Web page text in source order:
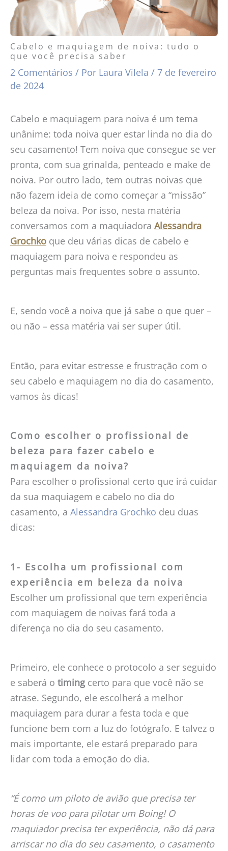
Cabelo e maquiagem de noiva: tudo o
que você precisa saber
2 Comentários / Por Laura Vilela / 7 de fevereiro
de 2024
Cabelo e maquiagem para noiva é um tema
unânime: toda noiva quer estar linda no dia do
seu casamento! Tem noiva que consegue se ver
pronta, com sua grinalda, penteado e make de
noiva. Por outro lado, tem outras noivas que
não fazem ideia de como começar a “missão”
beleza da noiva. Por isso, nesta matéria
conversamos com a maquiadora Alessandra
Grochko que deu várias dicas de cabelo e
maquiagem para noiva e respondeu as
perguntas mais frequentes sobre o assunto.
E, sendo você a noiva que já sabe o que quer –
ou não – essa matéria vai ser super útil.
Então, para evitar estresse e frustração com o
seu cabelo e maquiagem no dia do casamento,
vamos às dicas!
Como escolher o profissional de
beleza para fazer cabelo e
maquiagem da noiva?
Para escolher o profissional certo que irá cuidar
da sua maquiagem e cabelo no dia do
casamento, a Alessandra Grochko deu duas
dicas:
1- Escolha um profissional com
experiência em beleza da noiva
Escolher um profissional que tem experiência
com maquiagem de noivas fará toda a
diferença no dia do seu casamento.
Primeiro, ele conhece o protocolo a ser seguido
e saberá o timing certo para que você não se
atrase. Segundo, ele escolherá a melhor
maquiagem para durar a festa toda e que
funcione bem com a luz do fotógrafo. E talvez o
mais importante, ele estará preparado para
lidar com toda a emoção do dia.
“É como um piloto de avião que precisa ter
horas de voo para pilotar um Boing! O
maquiador precisa ter experiência, não dá para
arriscar no dia do seu casamento, o casamento